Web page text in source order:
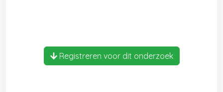
Registreren voor dit onderzoek